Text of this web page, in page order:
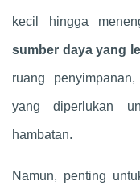
kecil hingga
sumber daya yang
ruang
yang diperlukan
hambatan.
Namun, penting